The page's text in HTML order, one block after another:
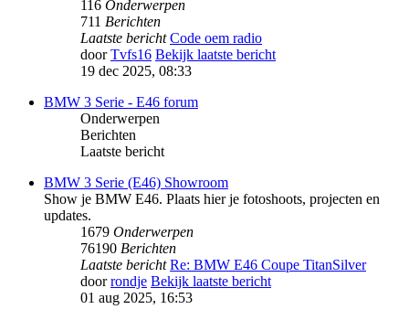
116 Onderwerpen
711 Berichten
Laatste bericht Code oem radio
doorTvfs16 Bekijk laatste bericht
19 dec 2025, 08:33
BMW 3 Serie - E46 forum
Onderwerpen
Berichten
Laatste bericht
BMW 3 Serie (E46) Showroom
Show je BMW E46. Plaats hier je fotoshoots, projecten en
updates.
1679 Onderwerpen
76190 Berichten
Laatste bericht Re: BMW E46 Coupe TitanSilver
doorrondje Bekijk laatste bericht
01 aug 2025, 16:53